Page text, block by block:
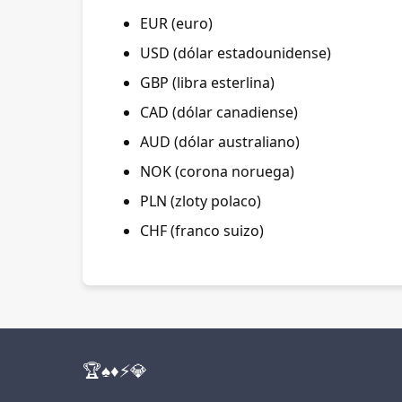
EUR (euro)
USD (dólar estadounidense)
GBP (libra esterlina)
CAD (dólar canadiense)
AUD (dólar australiano)
NOK (corona noruega)
PLN (zloty polaco)
CHF (franco suizo)
🏆♠️♦️⚡💎